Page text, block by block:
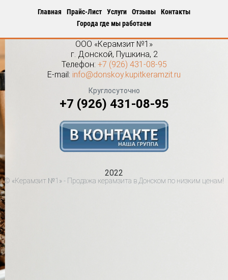
Главная Прайс-Лист Услуги Отзывы
Контакты
Города где мы работаем
ООО «Керамзит №1»
г. Донской, Пушкина, 2
Телефон: +7 (926) 431-08-95
E-mail: info@donskoy.kupitkeramzit.ru
Круглосуточно
+7 (926) 431-08-95
2022
© «Керамзит №1» - Продажа керамзита в Донском по низким ценам!